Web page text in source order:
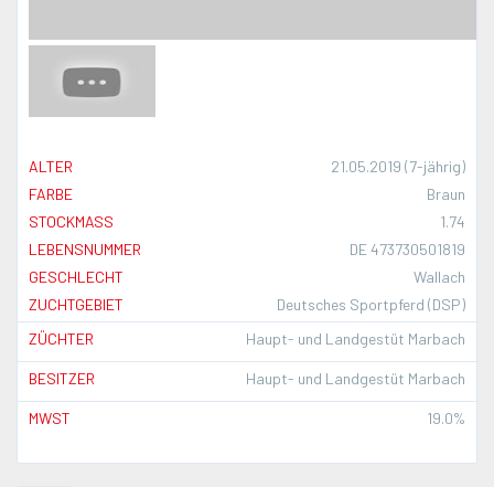
ALTER
21.05.2019 (7-jährig)
FARBE
Braun
STOCKMASS
1.74
LEBENSNUMMER
DE 473730501819
GESCHLECHT
Wallach
ZUCHTGEBIET
Deutsches Sportpferd (DSP)
ZÜCHTER
Haupt- und Landgestüt Marbach
BESITZER Haupt- und Landgestüt Marbach
MWST 19.0%